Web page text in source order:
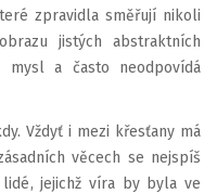
zpravidla směřují nikoli
jistých abstraktních
a často neodpovídá
Vždyť i mezi křesťany má
věcech se nejspíš
jejichž víra by byla ve